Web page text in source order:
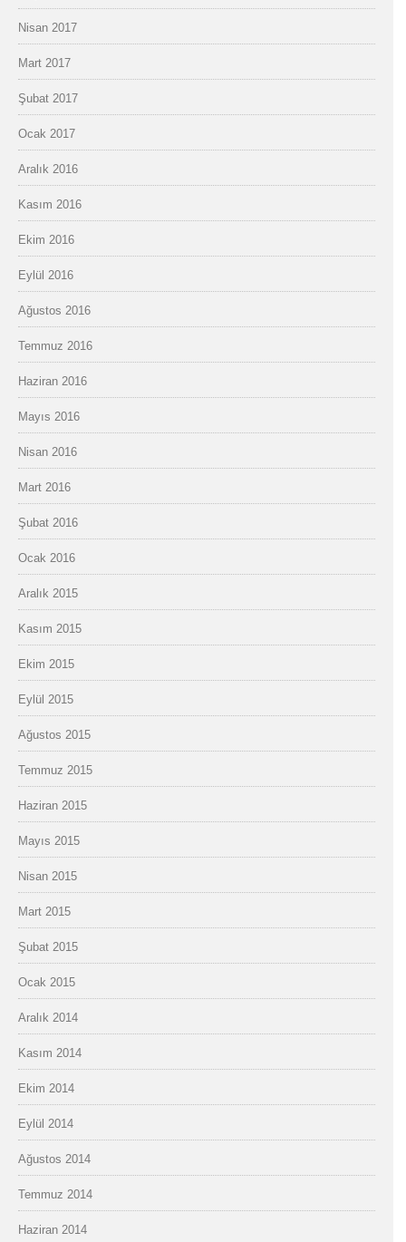
Nisan 2017
Mart 2017
Şubat 2017
Ocak 2017
Aralık 2016
Kasım 2016
Ekim 2016
Eylül 2016
Ağustos 2016
Temmuz 2016
Haziran 2016
Mayıs 2016
Nisan 2016
Mart 2016
Şubat 2016
Ocak 2016
Aralık 2015
Kasım 2015
Ekim 2015
Eylül 2015
Ağustos 2015
Temmuz 2015
Haziran 2015
Mayıs 2015
Nisan 2015
Mart 2015
Şubat 2015
Ocak 2015
Aralık 2014
Kasım 2014
Ekim 2014
Eylül 2014
Ağustos 2014
Temmuz 2014
Haziran 2014